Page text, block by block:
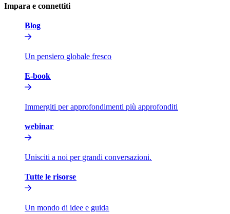
Impara e connettiti​​
Blog​​
Un pensiero globale fresco​​
E-book​​
Immergiti per approfondimenti più approfonditi​​
webinar​​
Unisciti a noi per grandi conversazioni.​​
Tutte le risorse​​
Un mondo di idee e guida​​